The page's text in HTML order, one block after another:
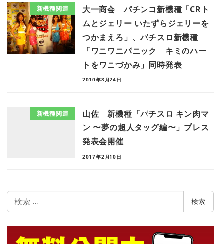
新機種関連
大一商会 パチンコ新機種「CRト
ムとジェリー いたずらジェリーを
つかまえろ」、パチスロ新機種
「ワニワニパニック キミのハー
トをワニづかみ」同時発表
2010年8月24日
新機種関連
山佐 新機種「パチスロ キン肉マ
ン 〜夢の超人タッグ編〜」プレス
発表会開催
2017年2月10日
索
検索